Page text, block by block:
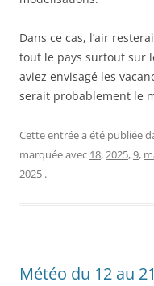
Dans ce cas, l’air
tout le pays surtout sur
aviez envisagé les
serait probablement le
Cette entrée a été publiée
marquée avec 18,2025,9,
2025 .
Météo du 12 au